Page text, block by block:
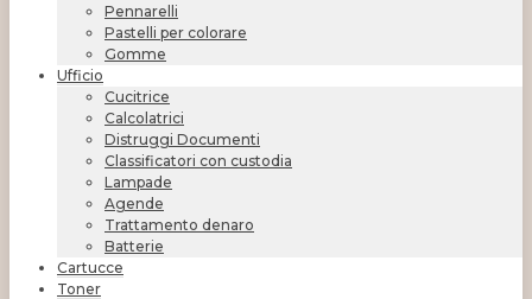
Pennarelli
Pastelli per colorare
Gomme
Ufficio
Cucitrice
Calcolatrici
Distruggi Documenti
Classificatori con custodia
Lampade
Agende
Trattamento denaro
Batterie
Cartucce
Toner